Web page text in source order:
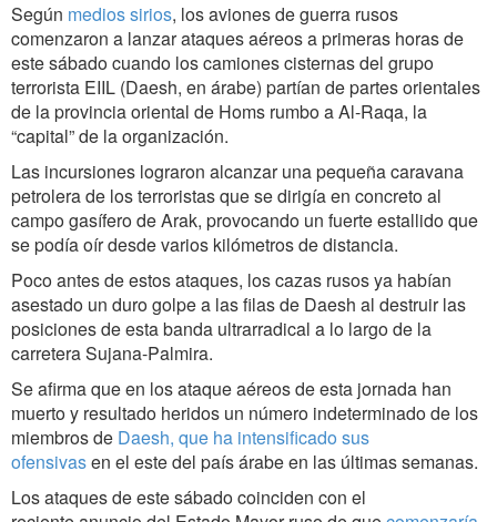
Según medios sirios, los aviones de guerra rusos
comenzaron a lanzar ataques aéreos a primeras horas de
este sábado cuando los camiones cisternas del grupo
terrorista EIIL (Daesh, en árabe) partían de partes orientales
de la provincia oriental de Homs rumbo a Al-Raqa, la
“capital” de la organización.
Las incursiones lograron alcanzar una pequeña caravana
petrolera de los terroristas que se dirigía en concreto al
campo gasífero de Arak, provocando un fuerte estallido que
se podía oír desde varios kilómetros de distancia.
Poco antes de estos ataques, los cazas rusos ya habían
asestado un duro golpe a las filas de Daesh al destruir las
posiciones de esta banda ultrarradical a lo largo de la
carretera Sujana-Palmira.
Se afirma que en los ataque aéreos de esta jornada han
muerto y resultado heridos un número indeterminado de los
miembros de Daesh, que ha intensificado sus
ofensivasen el este del país árabe en las últimas semanas.
Los ataques de este sábado coinciden con el